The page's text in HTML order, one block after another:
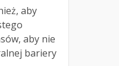
aby
aby nie
bariery